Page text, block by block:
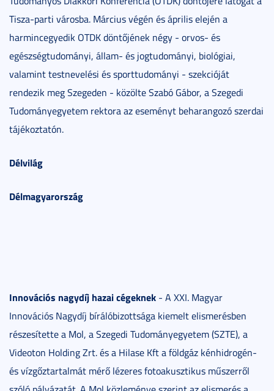
Tisza-parti városba. Március végén és április elején a
harmincegyedik OTDK döntőjének négy - orvos- és
egészségtudományi, állam- és jogtudományi, biológiai,
valamint testnevelési és sporttudományi - szekcióját
rendezik meg Szegeden - közölte Szabó Gábor, a Szegedi
Tudományegyetem rektora az eseményt beharangozó szerdai
tájékoztatón.
Délvilág
Délmagyarország
Innovációs nagydíj hazai cégeknek - A XXI. Magyar
Innovációs Nagydíj bírálóbizottsága kiemelt elismerésben
részesítette a Mol, a Szegedi Tudományegyetem (SZTE), a
Videoton Holding Zrt. és a Hilase Kft a földgáz kénhidrogén-
és vízgőztartalmát mérő lézeres fotoakusztikus műszerről